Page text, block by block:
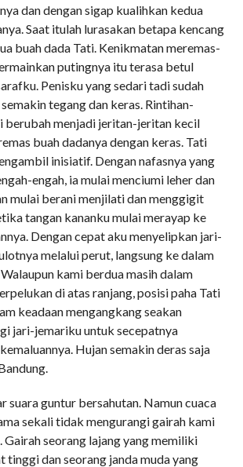
dan dengan sigap kualihkan kedua
Saat itulah lurasakan betapa kencang
buah dada Tati. Kenikmatan meremas-
putingnya itu terasa betul
Penisku yang sedari tadi sudah
tegang dan keras. Rintihan-
berubah menjadi jeritan-jeritan kecil
buah dadanya dengan keras. Tati
inisiatif. Dengan nafasnya yang
engah, ia mulai menciumi leher dan
mulai berani menjilati dan menggigit
tangan kananku mulai merayap ke
Dengan cepat aku menyelipkan jari-
melalui perut, langsung ke dalam
kami berdua masih dalam
di atas ranjang, posisi paha Tati
keadaan mengangkang seakan
jari-jemariku untuk secepatnya
Hujan semakin deras saja
suara guntur bersahutan. Namun cuaca
sekali tidak mengurangi gairah kami
Gairah seorang lajang yang memiliki
tinggi dan seorang janda muda yang